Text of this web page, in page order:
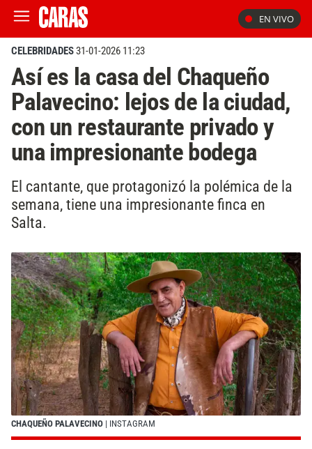
EN VIVO
CELEBRIDADES31-01-2026 11:23
Así es la casa del Chaqueño
Palavecino: lejos de la ciudad,
con un restaurante privado y
una impresionante bodega
El cantante, que protagonizó la polémica de la
semana, tiene una impresionante finca en
Salta.
CHAQUEÑO PALAVECINO | INSTAGRAM